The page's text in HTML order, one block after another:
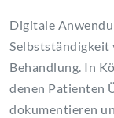
Digitale
Selbstständigkeit
Behandlung. In
denen Patienten
dokumentieren